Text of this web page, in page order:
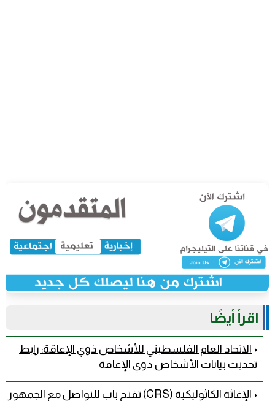
اقرأ أيضًا
الاتحاد العام الفلسطيني للأشخاص ذوي الإعاقة: رابط
تحديث بيانات الأشخاص ذوي الإعاقة
الإغاثة الكاثوليكية (CRS) تفتح باب للتواصل مع الجمهور